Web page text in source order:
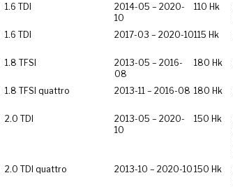
1.6 TDI
2014-05 – 2020-
10
110 Hk
1.6 TDI 2017-03 – 2020-10115 Hk
1.8 TFSI
2013-05 – 2016-
08
180 Hk
1.8 TFSI quattro 2013-11 – 2016-08 180 Hk
2.0 TDI
2013-05 – 2020-
10
150 Hk
2.0 TDI quattro 2013-10 – 2020-10 150 Hk